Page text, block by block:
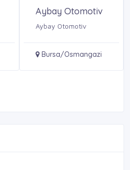
Aybay Otomotiv
Aybay Otomotiv
Bursa/Osmangazi